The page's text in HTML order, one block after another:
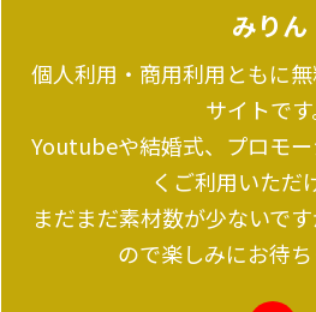
みりん
個人利用・商用利用ともに
サイトです
Youtubeや結婚式、プロモ
くご利用いただ
まだまだ素材数が少ないで
ので楽しみにお待ち